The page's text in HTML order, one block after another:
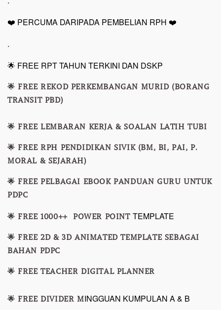
❤️ PERCUMA DARIPADA PEMBELIAN RPH ❤️
.
🌟 FREE RPT TAHUN TERKINI DAN DSKP
🌟 FREE REKOD PERKEMBANGAN MURID (BORANG
TRANSIT PBD)
🌟 FREE LEMBARAN KERJA & SOALAN LATIH TUBI
🌟 FREE RPH PENDIDIKAN SIVIK (BM, BI, PAI, P.
MORAL & SEJARAH)
🌟 FREE PELBAGAI EBOOK PANDUAN GURU UNTUK
PDPC
🌟 FREE 1000++ POWER POINTTEMPLATE
🌟 FREE 2D & 3D ANIMATED TEMPLATE SEBAGAI
BAHAN PDPC
🌟 FREE TEACHER DIGITAL PLANNER
🌟 FREE DIVIDER MINGGUAN KUMPULAN A & B